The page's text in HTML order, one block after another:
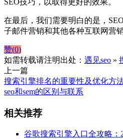
在最后，我们需要明白的是，
子邮件营销和其他各种互联网营销
赞(0)
如需转载请注明出处： 遇见seo »
上一篇
搜索引擎排名的重要性及优化方
seo和sem的区别与联系
相关推荐
谷歌搜索引擎入口全攻略：